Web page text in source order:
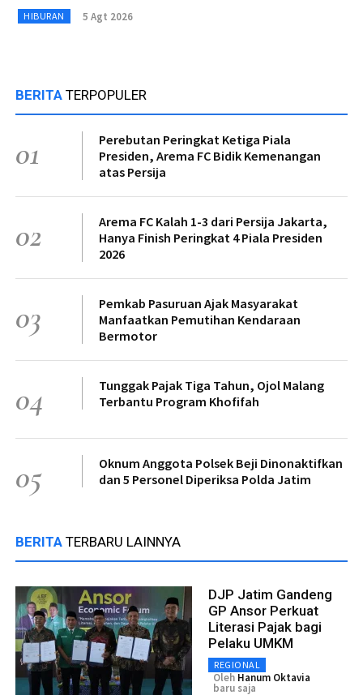
HIBURAN 5 Agt 2026
BERITA TERPOPULER
01
Perebutan Peringkat Ketiga Piala
Presiden, Arema FC Bidik Kemenangan
atas Persija
02
Arema FC Kalah 1-3 dari Persija Jakarta,
Hanya Finish Peringkat 4 Piala Presiden
2026
03
Pemkab Pasuruan Ajak Masyarakat
Manfaatkan Pemutihan Kendaraan
Bermotor
04
Tunggak Pajak Tiga Tahun, Ojol Malang
Terbantu Program Khofifah
05
Oknum Anggota Polsek Beji Dinonaktifkan
dan 5 Personel Diperiksa Polda Jatim
BERITA TERBARU LAINNYA
DJP Jatim Gandeng
GP Ansor Perkuat
Literasi Pajak bagi
Pelaku UMKM
REGIONAL
Oleh Hanum Oktavia
baru saja